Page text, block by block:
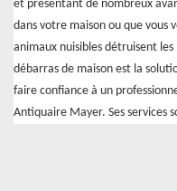
et présentant de nombreux
dans votre maison ou que vous
animaux nuisibles détruisent les
débarras de maison est la
faire confiance à un
Antiquaire Mayer. Ses services